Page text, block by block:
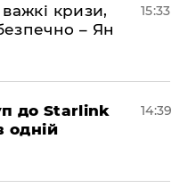
кризи,
– Ян
15:33
до Starlink
одній
14:39